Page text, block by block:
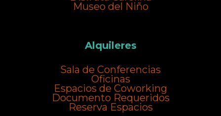
Museo del Niño
Alquileres
Sala de Conferencias
Oficinas
Espacios de Coworking
Documento Requeridos
Reserva Espacios